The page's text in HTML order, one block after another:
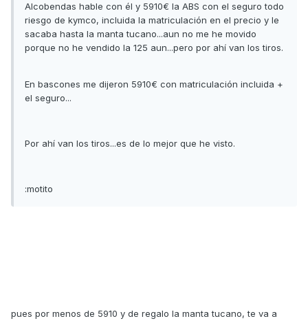
Alcobendas hable con él y 5910€ la ABS con el seguro todo
riesgo de kymco, incluida la matriculación en el precio y le
sacaba hasta la manta tucano...aun no me he movido
porque no he vendido la 125 aun...pero por ahí van los tiros.
En bascones me dijeron 5910€ con matriculación incluida +
el seguro...
Por ahí van los tiros...es de lo mejor que he visto.
:motito
pues por menos de 5910 y de regalo la manta tucano, te va a